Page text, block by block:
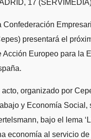
17
Confederación
presentará el
Acción Europeo para la
acto, organizado por
y Economía
bajo el lema
economía al servicio